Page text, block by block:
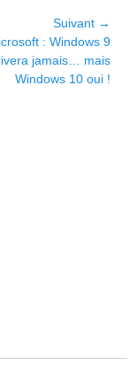
Suivant →
: Windows 9
jamais… mais
Windows 10 oui !